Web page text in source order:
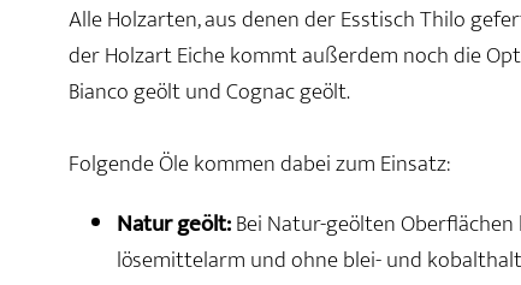
Alle Holzarten, aus denen der Esstisch Thilo
der Holzart Eiche kommt außerdem noch die
Bianco geölt und Cognac geölt.
Folgende Öle kommen dabei zum Einsatz:
Natur geölt:Bei Natur-geölten
lösemittelarm und ohne blei- und